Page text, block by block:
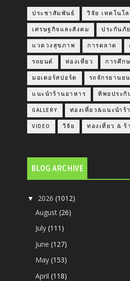
ประชาสัมพันธ์ วิจัย เทคโนโ
เศรษฐกิจและสังคม ประกันภัย
แวดวงสุขภาพ การตลาด
รถยนต์ ท่องเที่ยว การศึก
มอเตอร์สปอร์ต รถจักรยานย
แนะนำร้านอาหาร ทิพยประกั
GALLERY ท่องเที่ยว&แนะนำร้
VIDEO วิจัย ท่องเที่ยว & ร้
BLOG ARCHIVE
▼ 2026(1012)
August(26)
July(111)
June(127)
May(153)
April(118)